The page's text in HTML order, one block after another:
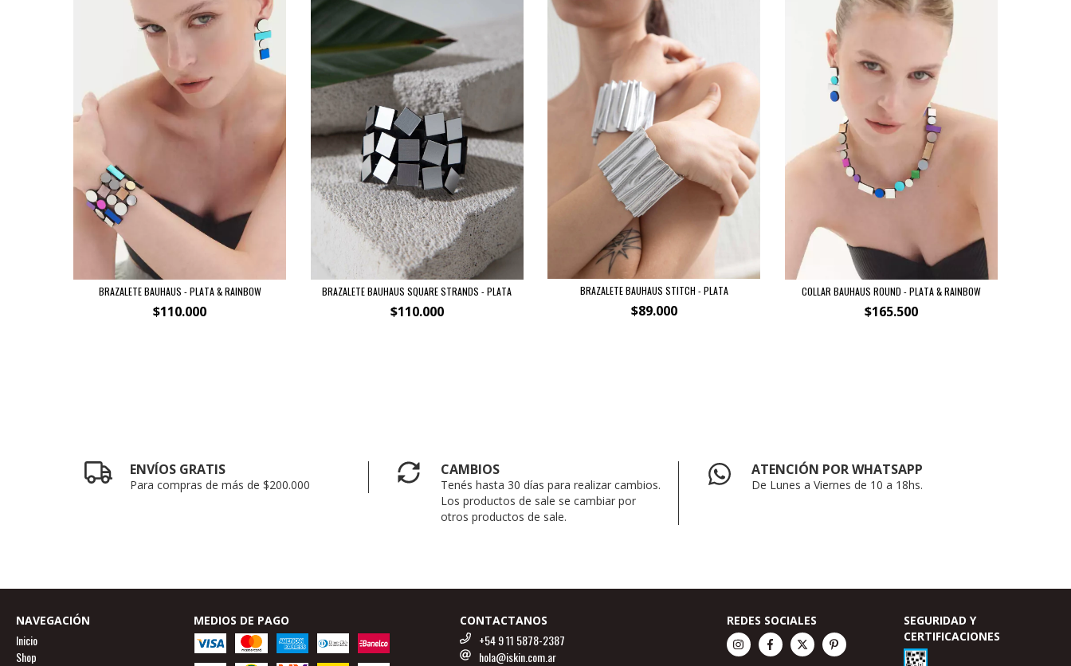
BRAZALETE BAUHAUS - PLATA & RAINBOW
$110.000
BRAZALETE BAUHAUS SQUARE STRANDS - PLATA
$110.000
BRAZALETE BAUHAUS STITCH - PLATA
$89.000
COLLAR BAUHAUS ROUND - PLATA & RAINBOW
$165.500
ENVÍOS GRATIS
Para compras de más de $200.000
CAMBIOS
Tenés hasta 30 días para realizar cambios.
Los productos de sale se cambiar por
otros productos de sale.
ATENCIÓN POR WHATSAPP
De Lunes a Viernes de 10 a 18hs.
NAVEGACIÓN
Inicio
Shop
MEDIOS DE PAGO CONTACTANOS
+54 9 11 5878-2387
hola@iskin.com.ar
REDES SOCIALES
SEGURIDAD Y
CERTIFICACIONES